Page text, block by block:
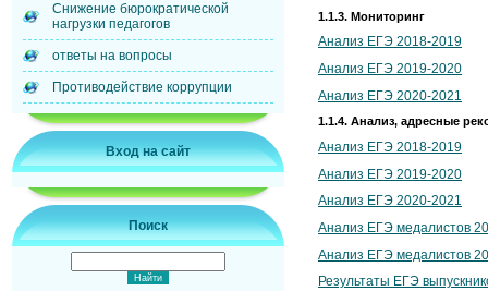
Снижение бюрократической
нагрузки педагогов
ответы на вопросы
Противодействие коррупции
Вход на сайт
Поиск
1.1.3. Мониторинг
Анализ ЕГЭ 2018-2019
Анализ ЕГЭ 2019-2020
Анализ ЕГЭ 2020-2021
1.1.4. Анализ, адресные
Анализ ЕГЭ 2018-2019
Анализ ЕГЭ 2019-2020
Анализ ЕГЭ 2020-2021
Анализ ЕГЭ медалистов
Анализ ЕГЭ медалистов
Результаты ЕГЭ